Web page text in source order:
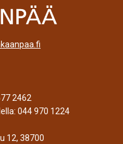
2462
044 970 1224
12, 38700